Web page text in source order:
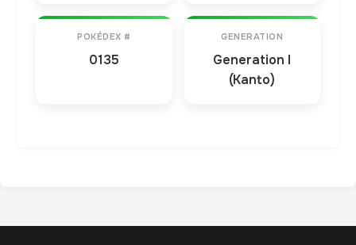
POKÉDEX #
0135
GENERATION
Generation I
(Kanto)